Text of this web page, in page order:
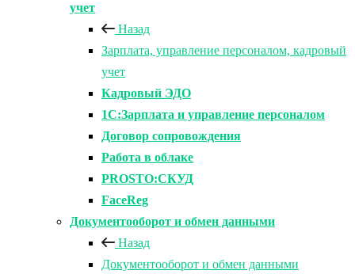
учет
Назад
Зарплата, управление персоналом, кадровый
учет
Кадровый ЭДО
1С:Зарплата и управление персоналом
Договор сопровождения
Работа в облаке
PROSTO:СКУД
FaceReg
Документооборот и обмен данными
Назад
Документооборот и обмен данными